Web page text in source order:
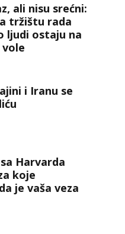
ali nisu srećni:
tržištu rada
ljudi ostaju na
i Iranu se
Harvarda
koje
je vaša veza